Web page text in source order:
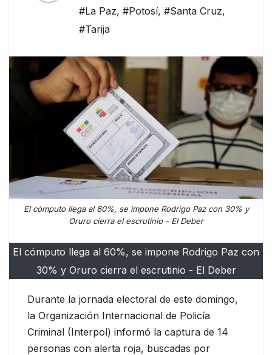
#La Paz, #Potosí, #Santa Cruz,
#Tarija
El cómputo llega al 60%, se impone Rodrigo Paz con 30% y
Oruro cierra el escrutinio - El Deber
El cómputo llega al 60%, se impone Rodrigo Paz con
30% y Oruro cierra el escrutinio - El Deber
Durante la jornada electoral de este domingo,
la Organización Internacional de Policía
Criminal (Interpol) informó la captura de 14
personas con alerta roja, buscadas por